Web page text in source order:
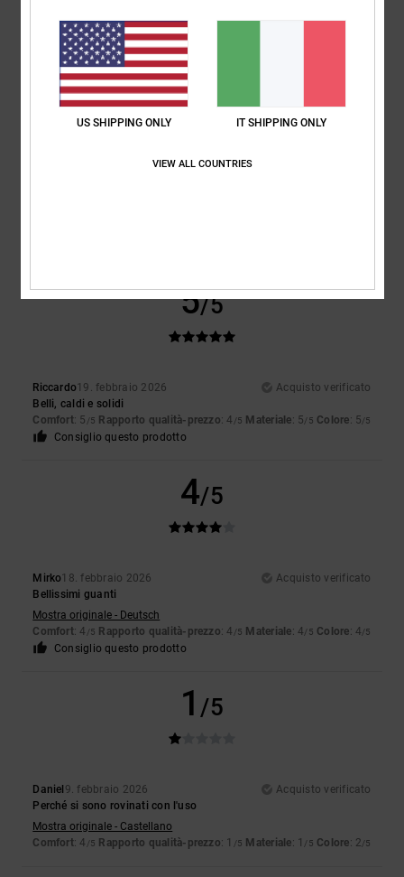
Consiglio questo prodotto
5
5/5
Riccardo19. febbraio 2026
Acquisto verificato
Belli, caldi e solidi
Comfort: 5 /5 Rapporto qualità-prezzo: 4 /5 Materiale: 5/5 Colore: 5/5
Consiglio questo prodotto
4/5
Mirko18. febbraio 2026
Acquisto verificato
Bellissimi guanti
Mostra originale - Deutsch
Comfort: 4 /5 Rapporto qualità-prezzo: 4 /5 Materiale: 4/5 Colore: 4/5
Consiglio questo prodotto
1 /5
Daniel 9. febbraio 2026
Acquisto verificato
Perché si sono rovinati con l'uso
Mostra originale - Castellano
Comfort: 4 /5 Rapporto qualità-prezzo: 1 /5 Materiale: 1 /5 Colore: 2/5
US SHIPPING ONLY IT SHIPPING ONLY
VIEW ALL COUNTRIES